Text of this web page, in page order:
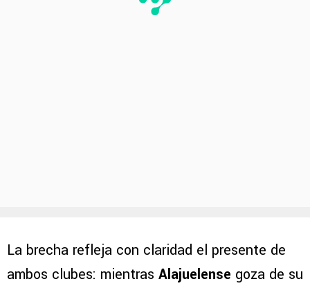
La brecha refleja con claridad el presente de
ambos clubes: mientras Alajuelense goza de su